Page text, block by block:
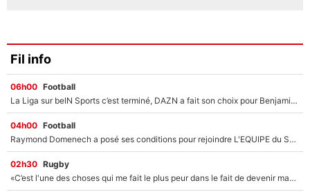
Fil info
06h00 Football
La Liga sur beIN Sports c’est terminé, DAZN a fait son choix pour Benjamin Da Silva et Omar Da Fonseca !
04h00 Football
Raymond Domenech a posé ses conditions pour rejoindre L'EQUIPE du Soir : Il refuse de faire l'émission avec un autre chroniqueur !
02h30 Rugby
«C’est l'une des choses qui me fait le plus peur dans le fait de devenir maman» : En couple avec Antoine Dupont, Iris Mittenaere s'inquiète déjà pour ses futurs enfants !